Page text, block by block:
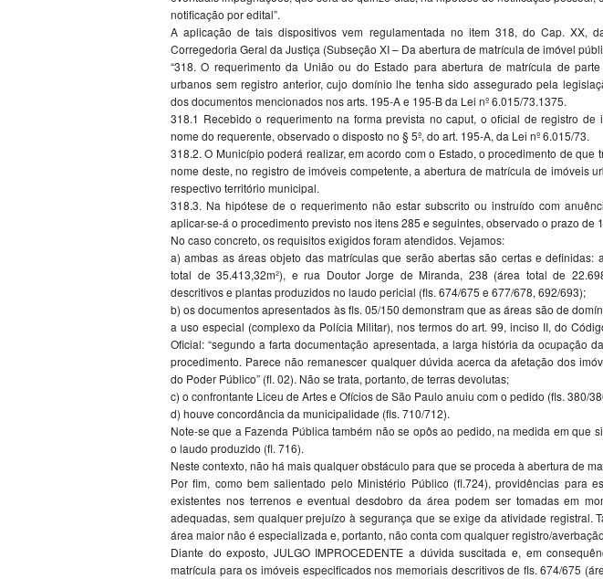
notificação por edital”.
A aplicação de tais dispositivos vem regulamentada no item 318, do Cap. XX,
Corregedoria Geral da Justiça (Subseção XI – Da abertura de matrícula de imóvel
“318. O requerimento da União ou do Estado para abertura de matrícula de
urbanos sem registro anterior, cujo domínio lhe tenha sido assegurado pela
dos documentos mencionados nos arts. 195-A e 195-B da Lei nº 6.015/73.1375.
318.1 Recebido o requerimento na forma prevista no caput, o oficial de registro de
nome do requerente, observado o disposto no § 5º, do art. 195-A, da Lei nº 6.015/73.
318.2. O Município poderá realizar, em acordo com o Estado, o procedimento de que
nome deste, no registro de imóveis competente, a abertura de matrícula de imóveis
respectivo território municipal.
318.3. Na hipótese de o requerimento não estar subscrito ou instruído com
aplicar-se-á o procedimento previsto nos itens 285 e seguintes, observado o prazo de
No caso concreto, os requisitos exigidos foram atendidos. Vejamos:
a) ambas as áreas objeto das matrículas que serão abertas são certas e definidas:
total de 35.413,32m²), e rua Doutor Jorge de Miranda, 238 (área total de
descritivos e plantas produzidos no laudo pericial (fls. 674/675 e 677/678, 692/693);
b) os documentos apresentados às fls. 05/150 demonstram que as áreas são de
a uso especial (complexo da Polícia Militar), nos termos do art. 99, inciso II, do
Oficial: “segundo a farta documentação apresentada, a larga história da ocupação
procedimento. Parece não remanescer qualquer dúvida acerca da afetação dos
do Poder Público” (fl. 02). Não se trata, portanto, de terras devolutas;
c) o confrontante Liceu de Artes e Ofícios de São Paulo anuiu com o pedido (fls. 380/
d) houve concordância da municipalidade (fls. 710/712).
Note-se que a Fazenda Pública também não se opôs ao pedido, na medida em que
o laudo produzido (fl. 716).
Neste contexto, não há mais qualquer obstáculo para que se proceda à abertura de
Por fim, como bem salientado pelo Ministério Público (fl.724), providências para
existentes nos terrenos e eventual desdobro da área podem ser tomadas em
adequadas, sem qualquer prejuízo à segurança que se exige da atividade registral.
área maior não é especializada e, portanto, não conta com qualquer registro/
Diante do exposto, JULGO IMPROCEDENTE a dúvida suscitada e, em
matrícula para os imóveis especificados nos memoriais descritivos de fls. 674/675